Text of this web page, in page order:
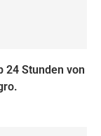
24 Stunden von